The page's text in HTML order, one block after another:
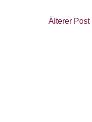
Älterer Post